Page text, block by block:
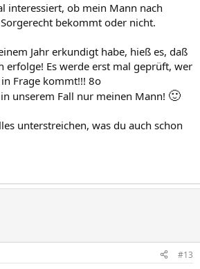
interessiert, ob mein Mann nach
bekommt oder nicht.
Jahr erkundigt habe, hieß es, daß
erfolge! Es werde erst mal geprüft, wer
Frage kommt!!! 8o
unserem Fall nur meinen Mann! 🙂
unterstreichen, was du auch schon
#13